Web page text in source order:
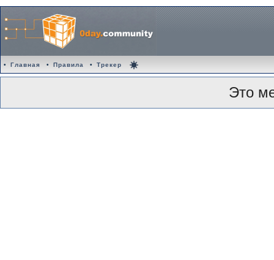
• Главная • Правила • Трекер
Это